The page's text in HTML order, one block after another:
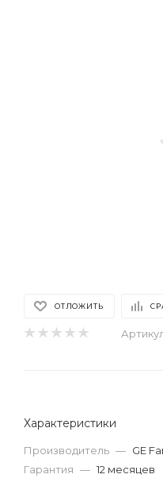
ОТЛОЖИТЬ
Характеристики
Производитель — GE
Гарантия — 12 месяцев